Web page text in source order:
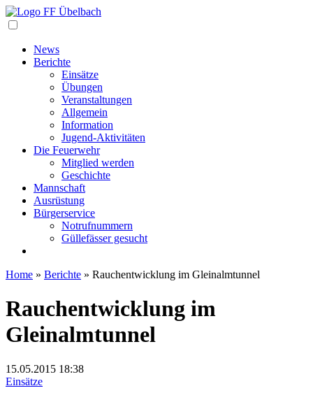
News
Berichte
Einsätze
Übungen
Veranstaltungen
Allgemein
Information
Jugend-Aktivitäten
Die Feuerwehr
Mitglied werden
Geschichte
Mannschaft
Ausrüstung
Bürgerservice
Notrufnummern
Güllefässer gesucht
Home » Berichte » Rauchentwicklung im Gleinalmtunnel
Rauchentwicklung im
Gleinalmtunnel
15.05.2015 18:38
Einsätze